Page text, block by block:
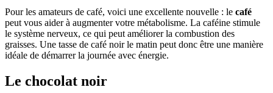
Pour les amateurs de café, voici une excellente nouvelle : le café
peut vous aider à augmenter votre métabolisme. La caféine stimule
le système nerveux, ce qui peut améliorer la combustion des
graisses. Une tasse de café noir le matin peut donc être une manière
idéale de démarrer la journée avec énergie.
Le chocolat noir